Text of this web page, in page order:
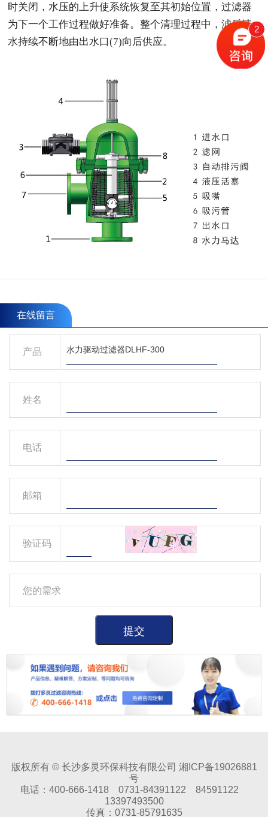
时关闭，水压的上升使系统恢复至其初始位置，过滤器
为下一个工作过程做好准备。整个清理过程中，滤后清
水持续不断地由出水口(7)向后供应。
在线留言
产品
姓名
电话
邮箱
验证码
版权所有 © 长沙多灵环保科技有限公司 湘ICP备19026881
号
电话：400-666-1418 0731-84391122 84591122
13397493500
传真：0731-85791635
2